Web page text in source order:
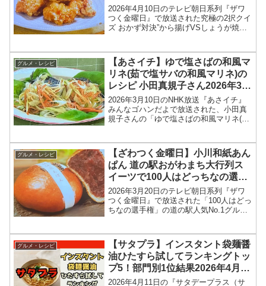
果・お店情報2026年4月10日
2026年4月10日のテレビ朝日系列『ザワ
つく金曜日』で放送された究極の2択クイ
ズ おかず対決”から揚げVSしょうが焼
回のざわつく金曜日では、おかずの定
番、唐揚げと生...
グルメ・レシピ
【あさイチ】ゆで塩さばの和風マ
リネ(茹で塩サバの和風マリネ)の
レシピ 小田真規子さん2026年3月
10日
2026年3月10日のNHK放送『あさイチ』
みんなゴハンだよで放送された、小田真
規子さんの「ゆで塩さばの和風マリネ(茹
よは、料理研究家の小田真規子さんが登
場！塩サバ...
グルメ・レシピ
【ざわつく金曜日】小川和紙あん
ぱん 道の駅おがわまち大行列ス
イーツで100人はどっちなの選手
権2026年3月20日
2026年3月20日のテレビ朝日系列『ザワ
つく金曜日』で放送された「100人はどっ
ちなの選手権」の道の駅人気No.1グルメ
今回のざわつく金曜日では、道の駅人気
No....
グルメ・レシピ
【サタプラ】インスタント袋麺醤
油ひたすら試してランキングトッ
プ5！部門別1位結果2026年4月11
日
2026年4月11日の『サタデープラス（サ